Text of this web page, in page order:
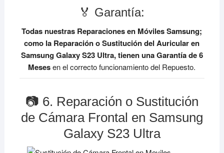
🏅 Garantía:
Todas nuestras Reparaciones en Móviles Samsung;
como la Reparación o Sustitución del Auricular en
Samsung Galaxy S23 Ultra, tienen una Garantía de 6
Mesesen el correcto funcionamiento del Repuesto.
📷 6. Reparación o Sustitución
de Cámara Frontal en Samsung
Galaxy S23 Ultra